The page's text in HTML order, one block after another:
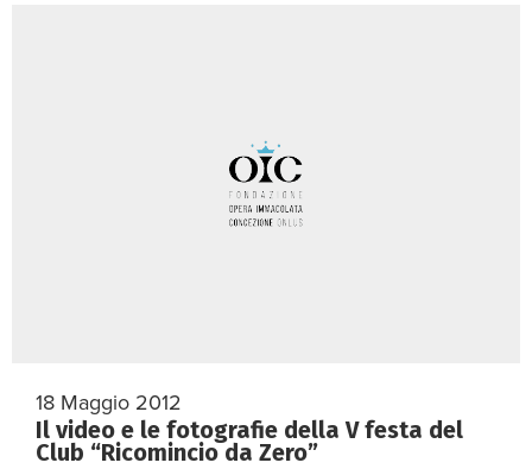
18 Maggio 2012
Il video e le fotografie della V festa del
Club “Ricomincio da Zero”